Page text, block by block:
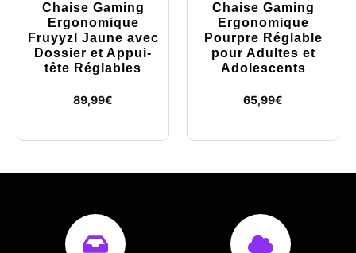
Chaise Gaming
Ergonomique
Fruyyzl Jaune avec
Dossier et Appui-
tête Réglables
89,99€
Chaise Gaming
Ergonomique
Pourpre Réglable
pour Adultes et
Adolescents
65,99€